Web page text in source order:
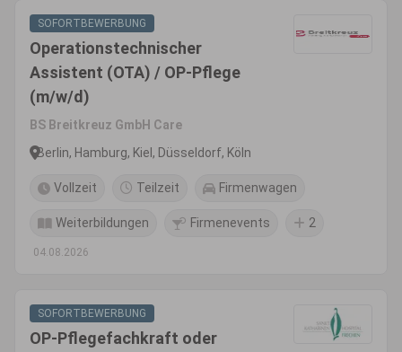
SOFORTBEWERBUNG
Operationstechnischer
Assistent (OTA) / OP-Pflege
(m/w/d)
BS Breitkreuz GmbH Care
Berlin, Hamburg, Kiel, Düsseldorf, Köln
Vollzeit Teilzeit Firmenwagen
Weiterbildungen Firmenevents 2
04.08.2026
SOFORTBEWERBUNG
OP-Pflegefachkraft oder